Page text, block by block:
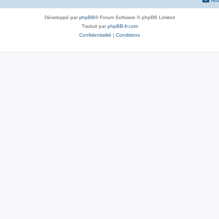
Développé parphpBB® Forum Software © phpBB Limited
Traduit parphpBB-fr.com
Confidentialité | Conditions